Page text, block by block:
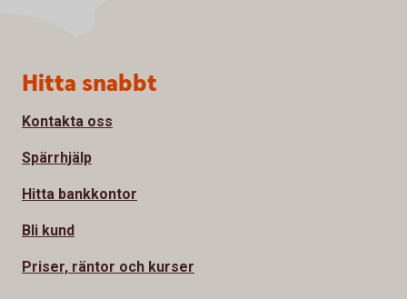
Sidfot
Hitta snabbt
Kontakta oss
Spärrhjälp
Hitta bankkontor
Bli kund
Priser, räntor och kurser